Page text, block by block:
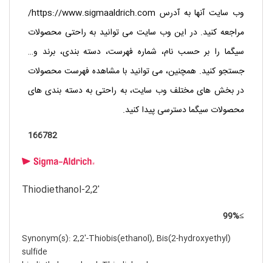
وب سایت آنها به آدرس https://www.sigmaaldrich.com/
مراجعه کنید. در این وب سایت می توانید به راحتی محصولات
سیگما را بر حسب نام، شماره فهرست، دسته بندی، برند و…
جستجو کنید. همچنین، می توانید با مشاهده فهرست محصولات
در بخش های مختلف وب سایت، به راحتی به دسته بندی های
محصولات سیگما دسترسی پیدا کنید.
166782
2,2′-Thiodiethanol
≥99%
Synonym(s): 2,2′-Thiobis(ethanol), Bis(2-hydroxyethyl)
sulfide